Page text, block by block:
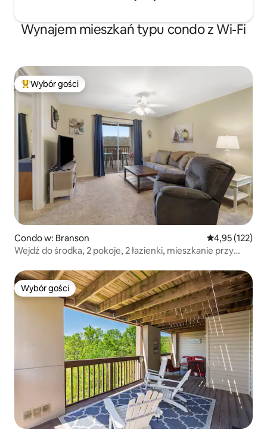
Wynajem mieszkań typu condo z Wi-Fi
Najpopularniejsze z kategorii Wybór gości
Wybór gości
Condo w: Branson Średnia
4,95 (122)
Wejdź do środka, 2 pokoje, 2 łazienki, mieszkanie przy
Wybór gości
Wybór gości